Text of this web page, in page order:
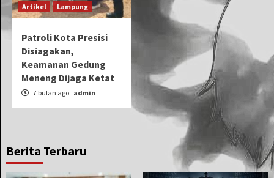
Artikel Lampung
Patroli Kota Presisi
Disiagakan,
Keamanan Gedung
Meneng Dijaga Ketat
7 bulan ago admin
Berita Terbaru